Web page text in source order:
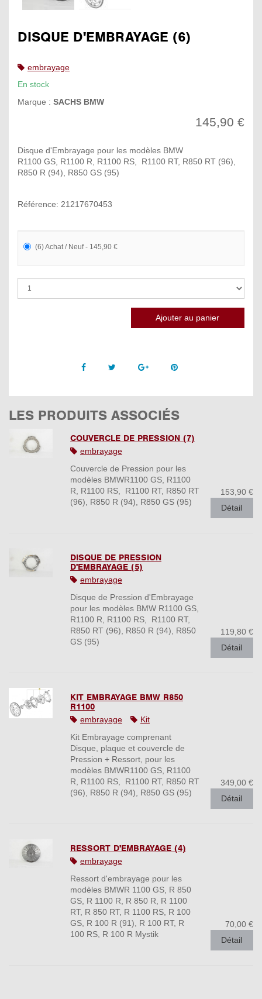
DISQUE D'EMBRAYAGE (6)
embrayage
En stock
Marque : SACHS BMW
145,90 €
Disque d'Embrayage pour les modèles BMW
R1100 GS, R1100 R, R1100 RS, R1100 RT, R850 RT (96),
R850 R (94), R850 GS (95)
Référence: 21217670453
(6) Achat / Neuf - 145,90 €
Facebook Twitter Google +Pinterest
LES PRODUITS ASSOCIÉS
COUVERCLE DE PRESSION (7)
embrayage
Couvercle de Pression pour les
modèles BMWR1100 GS, R1100
R, R1100 RS, R1100 RT, R850 RT
(96), R850 R (94), R850 GS (95)
153,90 €
Détail
DISQUE DE PRESSION
D'EMBRAYAGE (5)
embrayage
Disque de Pression d'Embrayage
pour les modèles BMW R1100 GS,
R1100 R, R1100 RS, R1100 RT,
R850 RT (96), R850 R (94), R850
GS (95)
119,80 €
Détail
KIT EMBRAYAGE BMW R850
R1100
embrayage
Kit
Kit Embrayage comprenant
Disque, plaque et couvercle de
Pression + Ressort, pour les
modèles BMWR1100 GS, R1100
R, R1100 RS, R1100 RT, R850 RT
(96), R850 R (94), R850 GS (95)
349,00 €
Détail
RESSORT D'EMBRAYAGE (4)
embrayage
Ressort d'embrayage pour les
modèles BMWR 1100 GS, R 850
GS, R 1100 R, R 850 R, R 1100
RT, R 850 RT, R 1100 RS, R 100
GS, R 100 R (91), R 100 RT, R
100 RS, R 100 R Mystik
70,00 €
Détail